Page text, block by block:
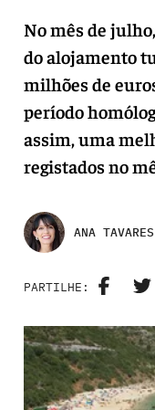
No mês de
do alojamento
milhões de
período
assim, uma
registados no
ANA TAVARES
PARTILHE: